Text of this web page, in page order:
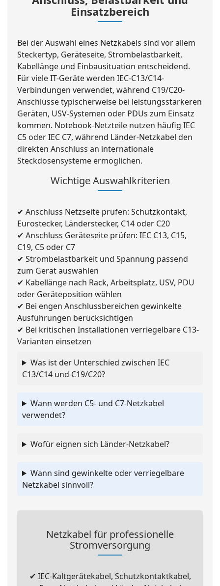
Einsatzbereich
Bei der Auswahl eines Netzkabels sind vor allem
Steckertyp, Geräteseite, Strombelastbarkeit,
Kabellänge und Einbausituation entscheidend.
Für viele IT-Geräte werden IEC-C13/C14-
Verbindungen verwendet, während C19/C20-
Anschlüsse typischerweise bei leistungsstärkeren
Geräten, USV-Systemen oder PDUs zum Einsatz
kommen. Notebook-Netzteile nutzen häufig IEC
C5 oder IEC C7, während Länder-Netzkabel den
direkten Anschluss an internationale
Steckdosensysteme ermöglichen.
Wichtige Auswahlkriterien
✔ Anschluss Netzseite prüfen: Schutzkontakt,
Eurostecker, Länderstecker, C14 oder C20
✔ Anschluss Geräteseite prüfen: IEC C13, C15,
C19, C5 oder C7
✔ Strombelastbarkeit und Spannung passend
zum Gerät auswählen
✔ Kabellänge nach Rack, Arbeitsplatz, USV, PDU
oder Geräteposition wählen
✔ Bei engen Anschlussbereichen gewinkelte
Ausführungen berücksichtigen
✔ Bei kritischen Installationen verriegelbare C13-
Varianten einsetzen
Was ist der Unterschied zwischen IEC
C13/C14 und C19/C20?
Wann werden C5- und C7-Netzkabel
verwendet?
Wofür eignen sich Länder-Netzkabel?
Wann sind gewinkelte oder verriegelbare
Netzkabel sinnvoll?
Netzkabel für professionelle
Stromversorgung
✔ IEC-Kaltgerätekabel, Schutzkontaktkabel,